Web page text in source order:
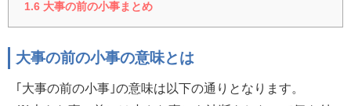
1.6 大事の前の小事まとめ
大事の前の小事の意味とは
｢大事の前の小事｣の意味は以下の通りとなります。